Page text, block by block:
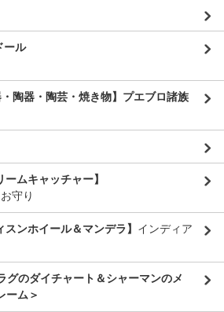
ール
陶器・陶芸・焼き物】プエブロ諸族
ムキャッチャー】
守り
ンホイール＆マンデラ】 インディア
グのダイチャート＆シャーマンのメ
ーム＞